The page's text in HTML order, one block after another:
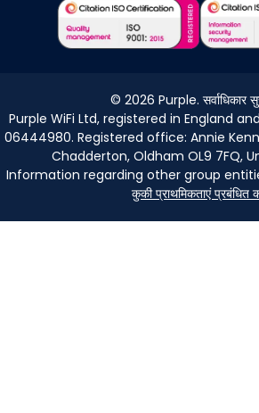
© 2026 Purple. सर्वाधिकार
Purple WiFi Ltd, registered in England
06444980. Registered office: Annie
Chadderton, Oldham OL9 7FQ,
Information regarding other group
कुकी प्राथमिकताएं प्रबंधित